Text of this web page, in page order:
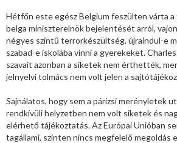
Hétfőn este egész Belgium feszülten várta
belga miniszterelnök bejelentését arról,
négyes szintű terrorkészültség, újraindul-e
szabad-e iskolába vinni a gyerekeket.
szavait azonban a siketek nem érthették,
jelnyelvi tolmács nem volt jelen a
Sajnálatos, hogy sem a párizsi merényletek
rendkívüli helyzetben nem volt siketek és
elérhető tájékoztatás. Az Európai Unióban
tagállami, szinten nincs megfelelő megoldás